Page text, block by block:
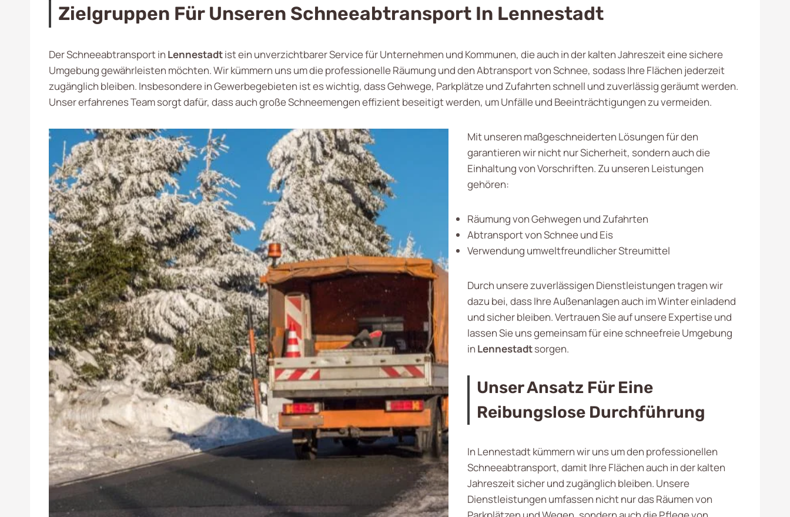
Zielgruppen Für Unseren Schneeabtransport In Lennestadt
Der Schneeabtransport in Lennestadtist ein unverzichtbarer Service für Unternehmen und Kommunen, die auch in der kalten Jahreszeit eine sichere
Umgebung gewährleisten möchten. Wir kümmern uns um die professionelle Räumung und den Abtransport von Schnee, sodass Ihre Flächen jederzeit
zugänglich bleiben. Insbesondere in Gewerbegebieten ist es wichtig, dass Gehwege, Parkplätze und Zufahrten schnell und zuverlässig geräumt werden.
Unser erfahrenes Team sorgt dafür, dass auch große Schneemengen effizient beseitigt werden, um Unfälle und Beeinträchtigungen zu vermeiden.
Mit unseren maßgeschneiderten Lösungen für den
garantieren wir nicht nur Sicherheit, sondern auch die
Einhaltung von Vorschriften. Zu unseren Leistungen
gehören:
Räumung von Gehwegen und Zufahrten
Abtransport von Schnee und Eis
Verwendung umweltfreundlicher Streumittel
Durch unsere zuverlässigen Dienstleistungen tragen wir
dazu bei, dass Ihre Außenanlagen auch im Winter einladend
und sicher bleiben. Vertrauen Sie auf unsere Expertise und
lassen Sie uns gemeinsam für eine schneefreie Umgebung
in Lennestadtsorgen.
Unser Ansatz Für Eine
Reibungslose Durchführung
In Lennestadt kümmern wir uns um den professionellen
Schneeabtransport, damit Ihre Flächen auch in der kalten
Jahreszeit sicher und zugänglich bleiben. Unsere
Dienstleistungen umfassen nicht nur das Räumen von